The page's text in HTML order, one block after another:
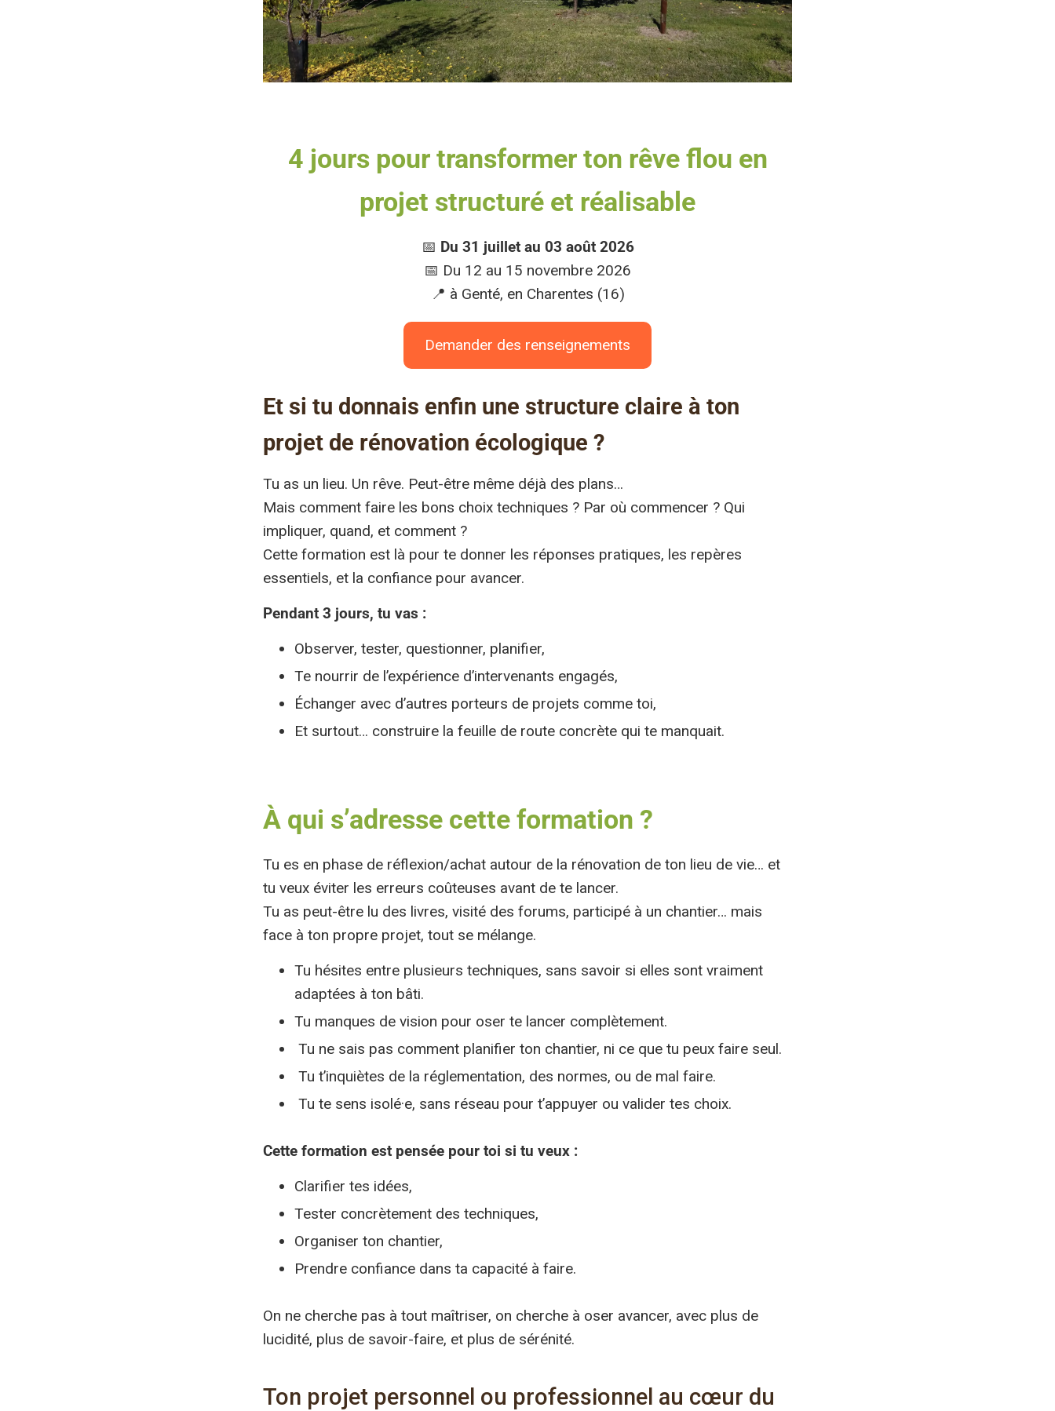
4 jours pour transformer ton rêve flou en
projet structuré et réalisable
📅 Du 31 juillet au 03 août 2026
📅 Du 12 au 15 novembre 2026
📍 à Genté, en Charentes (16)
Demander des renseignements
Et si tu donnais enfin une structure claire à ton
projet de rénovation écologique ?
Tu as un lieu. Un rêve. Peut-être même déjà des plans…
Mais comment faire les bons choix techniques ? Par où commencer ? Qui
impliquer, quand, et comment ?
Cette formation est là pour te donner les réponses pratiques, les repères
essentiels, et la confiance pour avancer.
Pendant 3 jours, tu vas :
Observer, tester, questionner, planifier,
Te nourrir de l’expérience d’intervenants engagés,
Échanger avec d’autres porteurs de projets comme toi,
Et surtout… construire la feuille de route concrète qui te manquait.
À qui s’adresse cette formation ?
Tu es en phase de réflexion/achat autour de la rénovation de ton lieu de vie… et
tu veux éviter les erreurs coûteuses avant de te lancer.
Tu as peut-être lu des livres, visité des forums, participé à un chantier… mais
face à ton propre projet, tout se mélange.
Tu hésites entre plusieurs techniques, sans savoir si elles sont vraiment
adaptées à ton bâti.
Tu manques de vision pour oser te lancer complètement.
Tu ne sais pas comment planifier ton chantier, ni ce que tu peux faire seul.
Tu t’inquiètes de la réglementation, des normes, ou de mal faire.
Tu te sens isolé·e, sans réseau pour t’appuyer ou valider tes choix.
Cette formation est pensée pour toi si tu veux :
Clarifier tes idées,
Tester concrètement des techniques,
Organiser ton chantier,
Prendre confiance dans ta capacité à faire.
On ne cherche pas à tout maîtriser, on cherche à oser avancer, avec plus de
lucidité, plus de savoir-faire, et plus de sérénité.
Ton projet personnel ou professionnel au cœur du